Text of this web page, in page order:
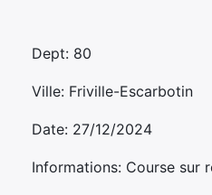
Dept: 80
Ville: Friville-Escarbotin
Date: 27/12/2024
Informations: Course sur